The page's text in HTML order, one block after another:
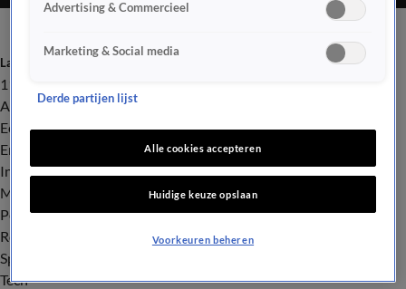
Laatste nieuws
112
Advies & Tips
Economie
Entertainment
Infrastructuur
Milieu en Gezondheid
Politiek
Royalty
Sport
Tech
Advertising & Commercieel
Marketing & Social media
Derde partijen lijst
Alle cookies accepteren
Huidige keuze opslaan
Voorkeuren beheren